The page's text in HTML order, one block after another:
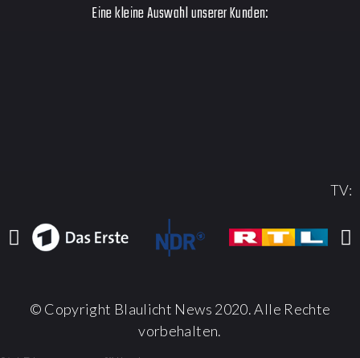
Eine kleine Auswahl unserer Kunden:
TV:
© Copyright Blaulicht News 2020. Alle Rechte
vorbehalten.